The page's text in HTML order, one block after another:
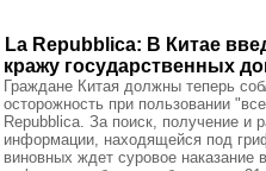
La Repubblica: В Китае
кражу государственных
Граждане Китая должны теперь
осторожность при пользовании
Repubblica. За поиск, получение и
информации, находящейся под
виновных ждет суровое наказание